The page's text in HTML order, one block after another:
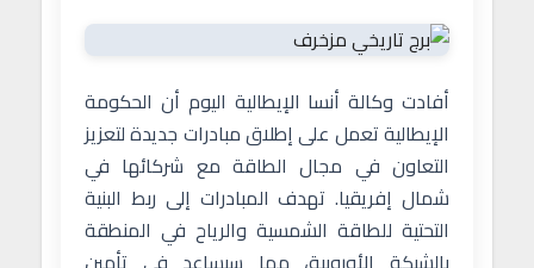
أفادت وكالة أنسا الإيطالية اليوم أن الحكومة
الإيطالية تعمل على إطلاق مبادرات جديدة لتعزيز
التعاون في مجال الطاقة مع شركائها في
شمال إفريقيا. تهدف المبادرات إلى ربط البنية
التحتية للطاقة الشمسية والرياح في المنطقة